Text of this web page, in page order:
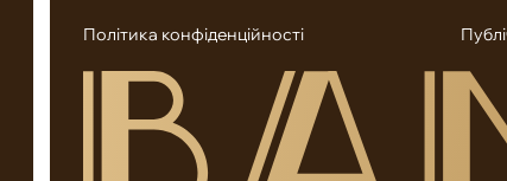
Політика конфіденційності